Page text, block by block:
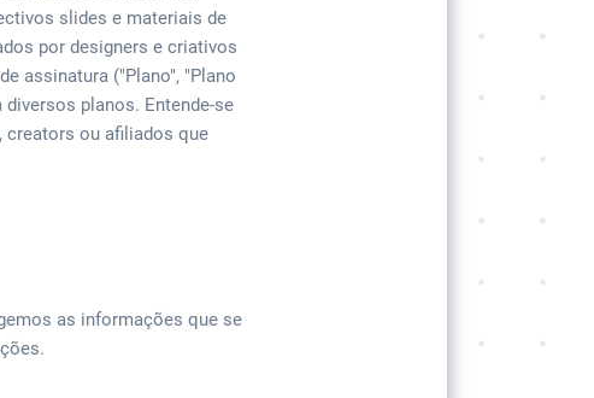
slides e materiais de
por designers e criativos
assinatura ("Plano", "Plano
planos. Entende-se
creators ou afiliados que
as informações que se